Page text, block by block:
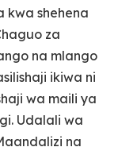
kwa shehena
za
na mlango
ikiwa ni
wa maili ya
Udalali wa
na